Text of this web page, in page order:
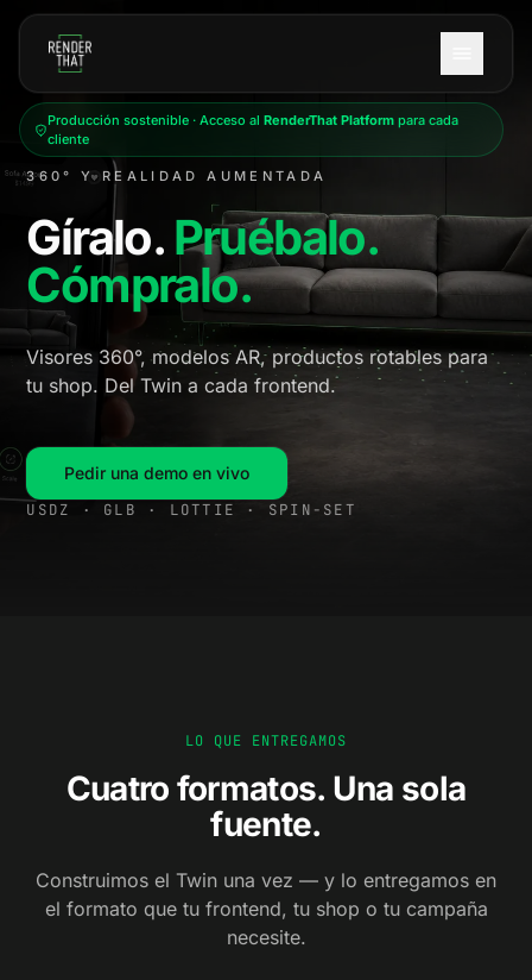
Saltar al contenido principal
Producción sostenible · Acceso al RenderThat Platformpara cada
cliente
360° Y REALIDAD AUMENTADA
Gíralo. Pruébalo.
Cómpralo.
Visores 360°, modelos AR, productos rotables para
tu shop. Del Twin a cada frontend.
Pedir una demo en vivo
USDZ · GLB · LOTTIE · SPIN-SET
LO QUE ENTREGAMOS
Cuatro formatos. Una sola
fuente.
Construimos el Twin una vez — y lo entregamos en
el formato que tu frontend, tu shop o tu campaña
necesite.